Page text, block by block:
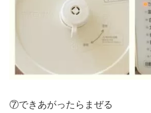
⑦できあがったらまぜる